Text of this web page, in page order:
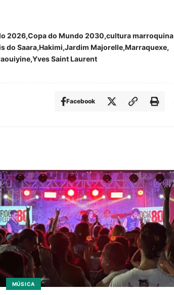
2026 Copa do Mundo 2030 cultura marroquina
do Saara Hakimi Jardim Majorelle Marraquexe
Yves Saint Laurent
Facebook
MÚSICA